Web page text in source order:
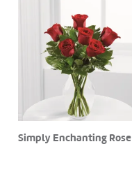
Simply Enchanting Rose